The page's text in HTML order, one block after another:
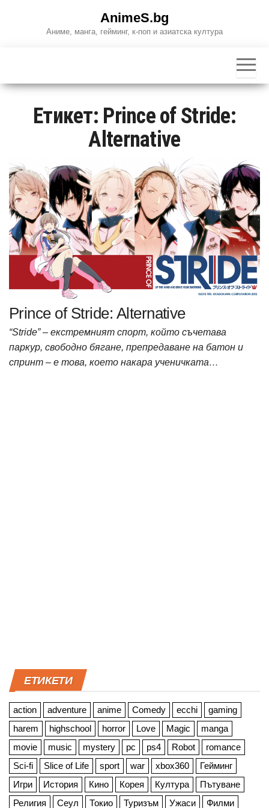
AnimeS.bg
Аниме, манга, гейминг, к-поп и азиатска култура
Етикет: Prince of Stride:
Alternative
Prince of Stride: Alternative
“Stride” – екстремният спорт, който съчетава
паркур, свободно бягане, препредаване на батон и
спринт – е това, което накара ученичката…
ЕТИКЕТИ
action adventure anime Comedy ecchi
gaming
harem
highschool horror Love Magic
manga
movie
music mystery pc ps4 Robot
romance
Sci-fi
Slice of Life sport war xbox360
Гейминг
Игри
История Кино Корея Култура
Пътуване
Религия
Сеул Токио Туризъм Ужаси Филми